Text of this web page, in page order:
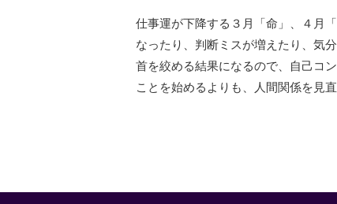
仕事運が下降する３月「命」、４月
なったり、判断ミスが増えたり、気
首を絞める結果になるので、自己コ
ことを始めるよりも、人間関係を見